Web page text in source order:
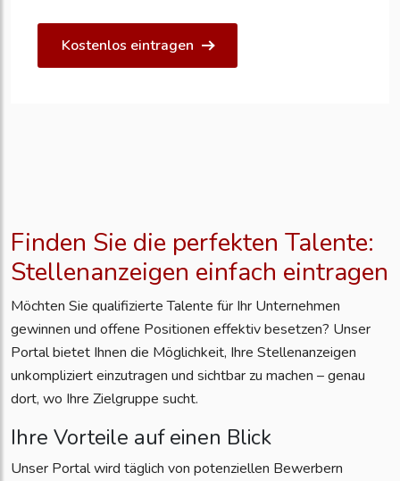
Kostenlos eintragen
Finden Sie die perfekten Talente:
Stellenanzeigen einfach eintragen
Möchten Sie qualifizierte Talente für Ihr Unternehmen
gewinnen und offene Positionen effektiv besetzen? Unser
Portal bietet Ihnen die Möglichkeit, Ihre Stellenanzeigen
unkompliziert einzutragen und sichtbar zu machen – genau
dort, wo Ihre Zielgruppe sucht.
Ihre Vorteile auf einen Blick
Unser Portal wird täglich von potenziellen Bewerbern